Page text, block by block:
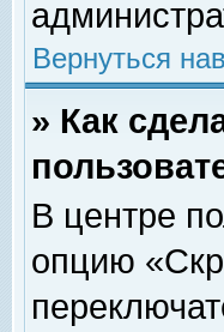
Вернуться
» Как
В центре
опцию